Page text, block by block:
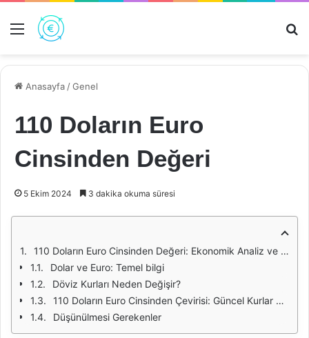
Menü
Anasayfa /Genel
110 Doların Euro
Cinsinden Değeri
5 Ekim 2024 3 dakika okuma süresi
110 Doların Euro Cinsinden Değeri: Ekonomik Analiz ve Dönüşüm
Dolar ve Euro: Temel bilgi
Döviz Kurları Neden Değişir?
110 Doların Euro Cinsinden Çevirisi: Güncel Kurlar Üzerinden
Düşünülmesi Gerekenler